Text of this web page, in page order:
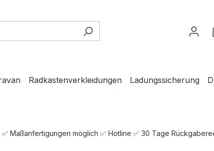
Radkastenverkleidungen Ladungssicherung
Maßanfertigungen möglich ✅ Hotline ✅ 30 Tage